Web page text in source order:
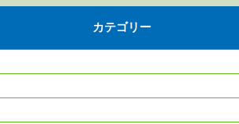
カテゴリー